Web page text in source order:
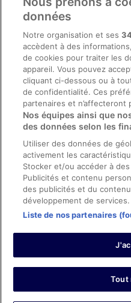
Conditions générales du
Directives de contenu et
Aide
Soutien
Annuler votre réservation
Échéances de remboursement
Utiliser un coupon ebookers
Electron, CartaSi, Carte Bleue,
© 2026 Expedia, Inc., une
réservés. ebookers et le logo
commerciales ou des marques
données
Notre organisation et ses
accèdent à des
de cookies pour traiter les
appareil. Vous pouvez
cliquant ci-dessous ou à
de confidentialité. Ces
partenaires et n’affecteront
Nos équipes ainsi que
des données selon les
Utiliser des données de
activement les
Stocker et/ou accéder à
Publicités et contenu
des publicités et du
développement de services.
Liste de nos partenaires
Tout